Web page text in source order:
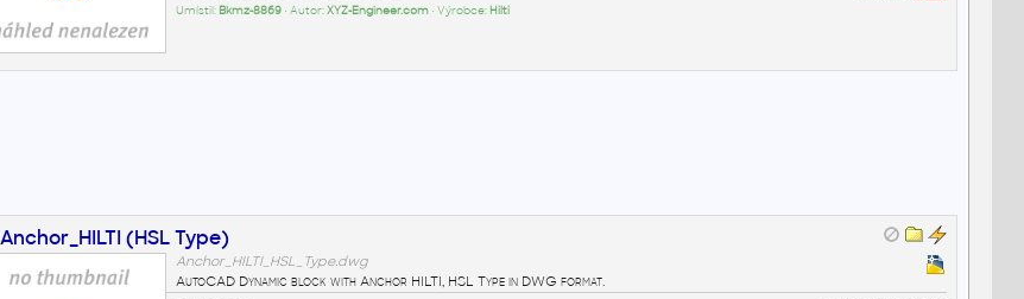
Umístil: Bkmz-8869• Autor:XYZ-Engineer.com• Výrobce: Hilti
Anchor_HILTI (HSL Type)
Anchor_HILTI_HSL_Type.dwg
AutoCAD Dynamic block with Anchor HILTI, HSL Type in DWG format.